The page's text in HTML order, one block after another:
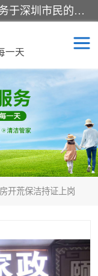
深圳市柏林家政有限公司是一家服务于深圳市民的专业家政公司。致力于为客户提供高质量、多维度的家庭服务，包括养老、母婴、月嫂育婴早教、康复理疗、家电清洗和保洁等方面的专业服务。
一天
开荒保洁持证上岗
嫂
务